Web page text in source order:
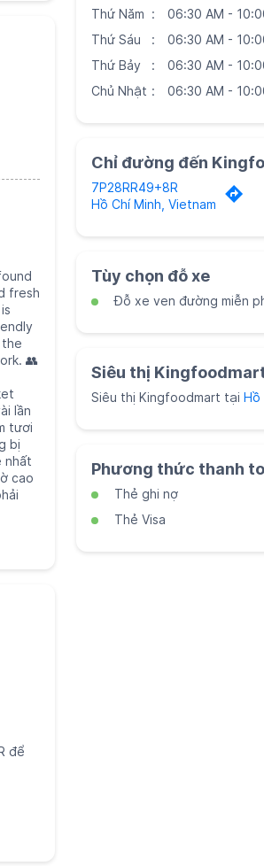
fresh
👥
lần
tươi
bị
nhất
cao
để
Thứ Năm
06:30 AM -
Thứ Sáu
06:30 AM -
Thứ Bảy
06:30 AM -
Chủ Nhật
06:30 AM -
Chỉ đường đến
7P28RR49+8R
Hồ Chí Minh, Vietnam
Tùy chọn đỗ xe
Đỗ xe ven đường miễn
Siêu thị
Siêu thị Kingfoodmart tại Hồ
Phương thức thanh
Thẻ ghi nợ
Thẻ Visa